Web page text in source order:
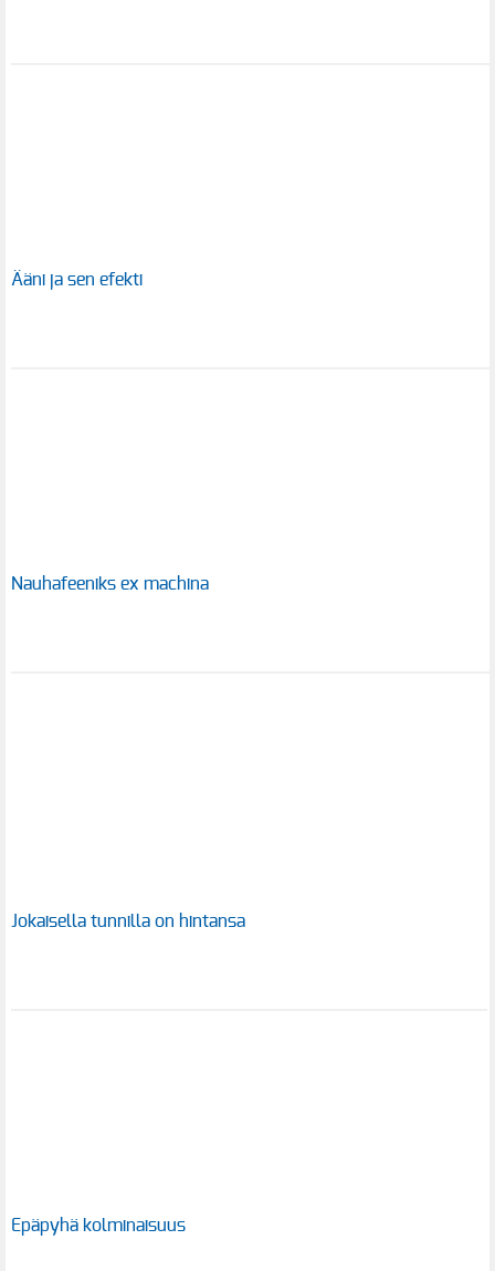
Ääni ja sen efekti
Nauhafeeniks ex machina
Jokaisella tunnilla on hintansa
Epäpyhä kolminaisuus